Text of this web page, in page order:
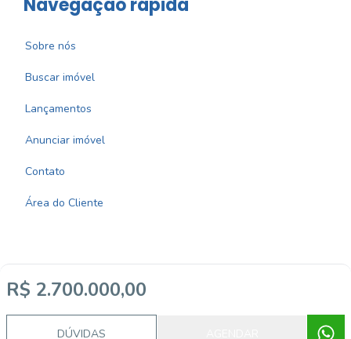
R$ 2.700.000,00
DÚVIDAS
Navegação rápida
Sobre nós
Buscar imóvel
Lançamentos
Anunciar imóvel
Contato
Área do Cliente
Imobiliária Certificada:
Selo de Tecnologia Loft